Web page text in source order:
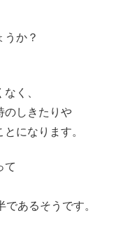
うか？
く、
のしきたりや
になります。
て
あるそうです。